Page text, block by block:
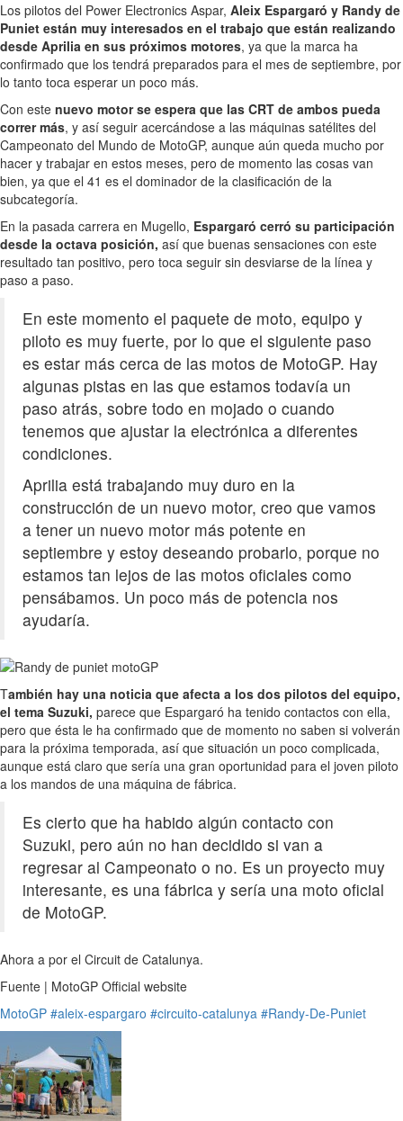
Los pilotos del Power Electronics Aspar, Aleix Espargaró y Randy de
Puniet están muy interesados en el trabajo que están realizando
desde Aprilia en sus próximos motores, ya que la marca ha
confirmado que los tendrá preparados para el mes de septiembre, por
lo tanto toca esperar un poco más.
Con este nuevo motor se espera que las CRT de ambos pueda
correr más, y así seguir acercándose a las máquinas satélites del
Campeonato del Mundo de MotoGP, aunque aún queda mucho por
hacer y trabajar en estos meses, pero de momento las cosas van
bien, ya que el 41 es el dominador de la clasificación de la
subcategoría.
En la pasada carrera en Mugello, Espargaró cerró su participación
desde la octava posición, así que buenas sensaciones con este
resultado tan positivo, pero toca seguir sin desviarse de la línea y
paso a paso.
En este momento el paquete de moto, equipo y
piloto es muy fuerte, por lo que el siguiente paso
es estar más cerca de las motos de MotoGP. Hay
algunas pistas en las que estamos todavía un
paso atrás, sobre todo en mojado o cuando
tenemos que ajustar la electrónica a diferentes
condiciones.
Aprilia está trabajando muy duro en la
construcción de un nuevo motor, creo que vamos
a tener un nuevo motor más potente en
septiembre y estoy deseando probarlo, porque no
estamos tan lejos de las motos oficiales como
pensábamos. Un poco más de potencia nos
ayudaría.
También hay una noticia que afecta a los dos pilotos del equipo,
el tema Suzuki, parece que Espargaró ha tenido contactos con ella,
pero que ésta le ha confirmado que de momento no saben si volverán
para la próxima temporada, así que situación un poco complicada,
aunque está claro que sería una gran oportunidad para el joven piloto
a los mandos de una máquina de fábrica.
Es cierto que ha habido algún contacto con
Suzuki, pero aún no han decidido si van a
regresar al Campeonato o no. Es un proyecto muy
interesante, es una fábrica y sería una moto oficial
de MotoGP.
Ahora a por el Circuit de Catalunya.
Fuente | MotoGP Official website
MotoGP #aleix-espargaro #circuito-catalunya #Randy-De-Puniet